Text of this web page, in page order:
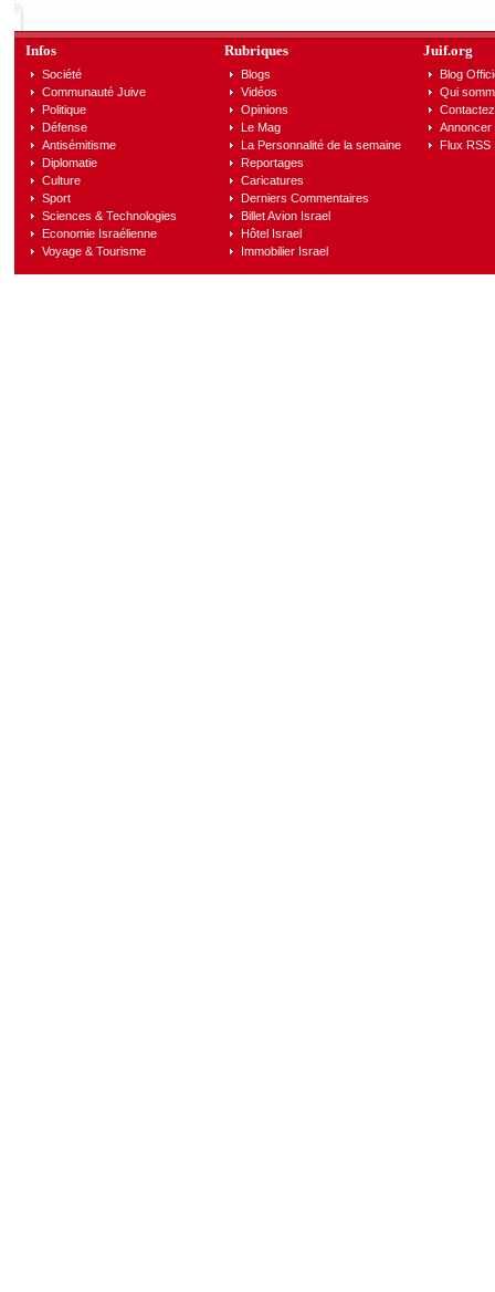
Infos
Société
Communauté Juive
Politique
Défense
Antisémitisme
Diplomatie
Culture
Sport
Sciences & Technologies
Economie Israélienne
Voyage & Tourisme
Rubriques
Blogs
Vidéos
Opinions
Le Mag
La Personnalité de la semaine
Reportages
Caricatures
Derniers Commentaires
Billet Avion Israel
Hôtel Israel
Immobilier Israel
Juif.org
Blog
Qui
Annoncer
Flux RSS